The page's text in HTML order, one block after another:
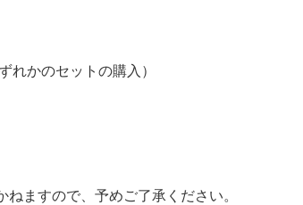
れかのセットの購入）
ますので、予めご了承ください。